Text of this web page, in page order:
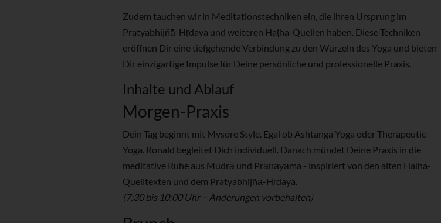
Zudem tauchen wir in Meditationstechniken ein, die ihren Ursprung im
Pratyabhijñā-Hṛdaya und weiteren Haṭha-Quellen haben. Diese Techniken
eröffnen Dir eine tiefgehende Verbindung zu den Wurzeln des Yoga und bieten
Dir einzigartige Impulse für Deine persönliche und professionelle Praxis.
Inhalte und Ablauf
Morgen-Praxis
Dein Tag beginnt mit Mysore Style. Egal ob Ashtanga Yoga oder Therapeutic
Yoga. Ronald begleitet Dich individuell. Danach mündet Deine Praxis in die
meditative Ruhe aus Mudrā und Prāṇāyāma - inspiriert von den alten Haṭha-
Quelltexten und dem Pratyabhijñā-Hṛdaya.
(7:30 bis 10:00 Uhr – Änderungen vorbehalten)